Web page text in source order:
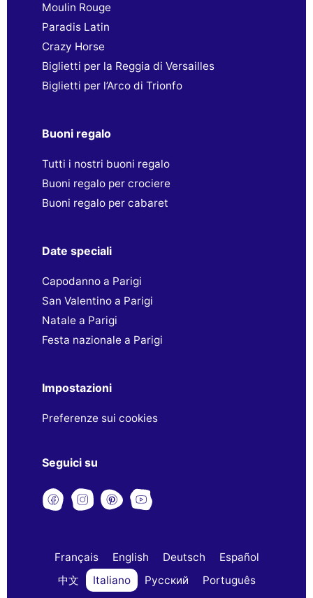
Moulin Rouge
Paradis Latin
Crazy Horse
Biglietti per la Reggia di Versailles
Biglietti per l’Arco di Trionfo
Buoni regalo
Tutti i nostri buoni regalo
Buoni regalo per crociere
Buoni regalo per cabaret
Date speciali
Capodanno a Parigi
San Valentino a Parigi
Natale a Parigi
Festa nazionale a Parigi
Impostazioni
Preferenze sui cookies
Seguici su
Français English Deutsch
Español
中文
Italiano Русский
Português